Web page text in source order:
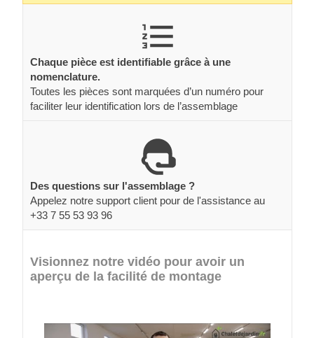
Chaque pièce est identifiable grâce à une
nomenclature.
Toutes les pièces sont marquées d’un numéro pour
faciliter leur identification lors de l’assemblage
Des questions sur l'assemblage ?
Appelez notre support client pour de l'assistance au
+33 7 55 53 93 96
Visionnez notre vidéo pour avoir un
aperçu de la facilité de montage